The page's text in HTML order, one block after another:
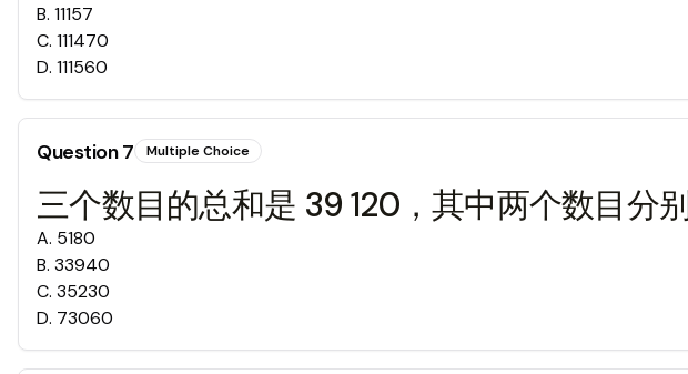
B. 11157
C. 111470
D. 111560
Question7 Multiple Choice
三个数目的总和是 39 120，其中两个数目
A. 5180
B. 33940
C. 35230
D. 73060